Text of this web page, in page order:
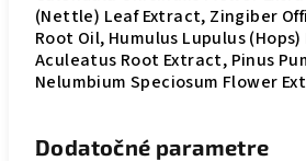
(Nettle) Leaf Extract, Zingiber
Root Oil, Humulus Lupulus
Aculeatus Root Extract, Pinus
Nelumbium Speciosum Flower
Dodatočné parametre